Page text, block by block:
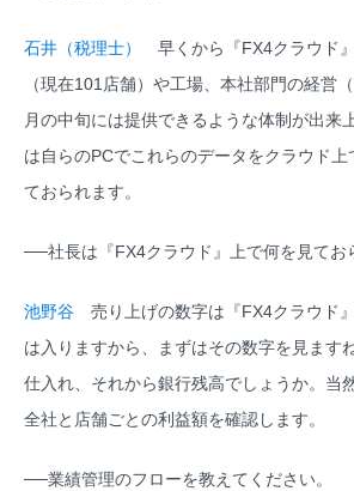
石井（税理士）
早くから『FX4クラウド
（現在101店舗）や工場、本社部門の経営
月の中旬には提供できるような体制が出来
は自らのPCでこれらのデータをクラウド
ておられます。
──社長は『FX4クラウド』上で何を見てお
池野谷 売り上げの数字は『FX4クラウド
は入りますから、まずはその数字を見ます
仕入れ、それから銀行残高でしょうか。当
全社と店舗ごとの利益額を確認します。
──業績管理のフローを教えてください。